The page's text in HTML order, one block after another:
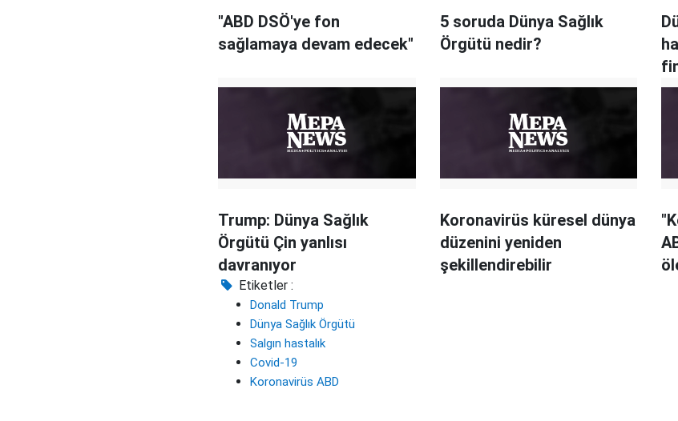
"ABD DSÖ'ye fon
sağlamaya devam edecek"
5 soruda Dünya Sağlık
Örgütü nedir?
Trump: Dünya Sağlık
Örgütü Çin yanlısı
davranıyor
Koronavirüs küresel dünya
düzenini yeniden
şekillendirebilir
Etiketler :
Donald Trump
Dünya Sağlık Örgütü
Salgın hastalık
Covid-19
Koronavirüs ABD